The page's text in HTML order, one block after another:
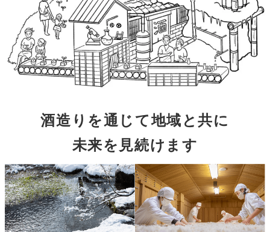
酒造りを通じて地域と共に
未来を見続けます